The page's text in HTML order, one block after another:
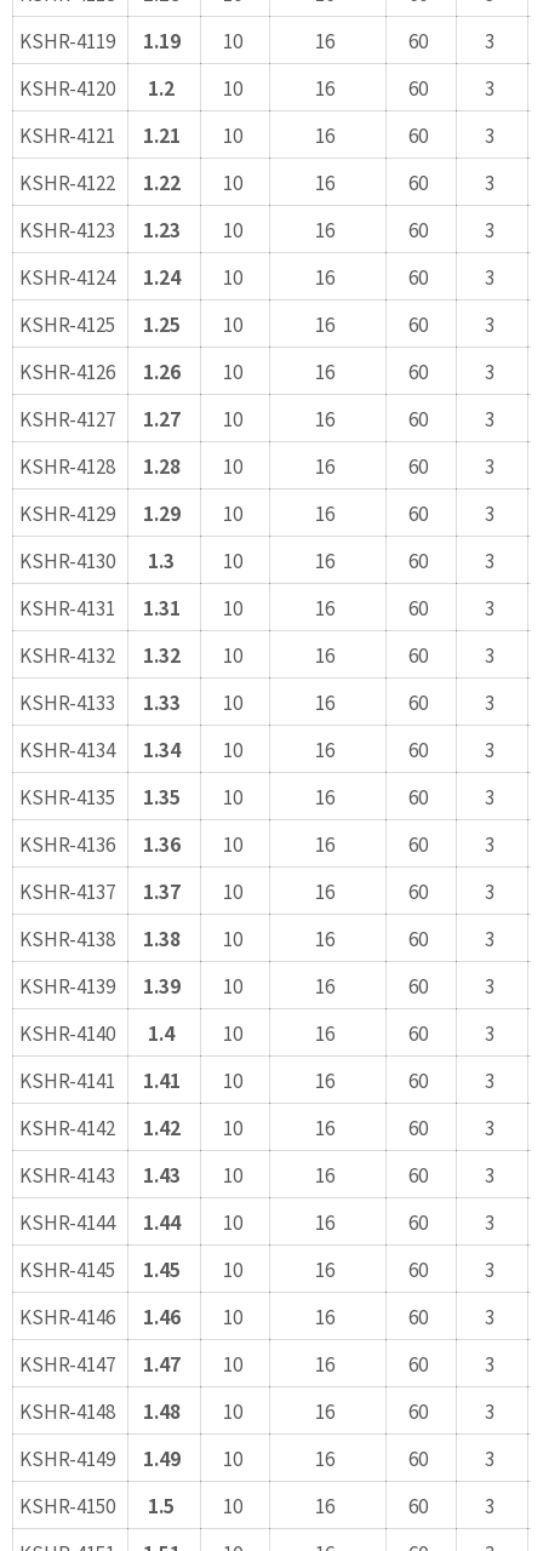
KSHR-4119
1.19 10 16 60
3
KSHR-4120
1.2 10 16 60
3
KSHR-4121
1.21 10 16 60
3
KSHR-4122
1.22 10 16 60
3
KSHR-4123
1.23 10 16 60
3
KSHR-4124
1.24 10 16 60
3
KSHR-4125
1.25 10 16 60
3
KSHR-4126
1.26 10 16 60
3
KSHR-4127
1.27 10 16 60
3
KSHR-4128
1.28 10 16 60
3
KSHR-4129
1.29 10 16 60
3
KSHR-4130
1.3 10 16 60
3
KSHR-4131
1.31 10 16 60
3
KSHR-4132
1.32 10 16 60
3
KSHR-4133
1.33 10 16 60
3
KSHR-4134
1.34 10 16 60
3
KSHR-4135
1.35 10 16 60
3
KSHR-4136
1.36 10 16 60
3
KSHR-4137
1.37 10 16 60
3
KSHR-4138
1.38 10 16 60
3
KSHR-4139
1.39 10 16 60
3
KSHR-4140
1.4 10 16 60
3
KSHR-4141
1.41 10 16 60
3
KSHR-4142
1.42 10 16 60
3
KSHR-4143
1.43 10 16 60
3
KSHR-4144
1.44 10 16 60
3
KSHR-4145
1.45 10 16 60
3
KSHR-4146
1.46 10 16 60
3
KSHR-4147
1.47 10 16 60
3
KSHR-4148
1.48 10 16 60
3
KSHR-4149
1.49 10 16 60
3
KSHR-4150
1.5 10 16 60
3